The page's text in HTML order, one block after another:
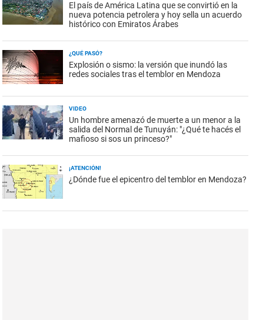
El país de América Latina que se convirtió en la
nueva potencia petrolera y hoy sella un acuerdo
histórico con Emiratos Árabes
¿QUÉ PASÓ?
Explosión o sismo: la versión que inundó las
redes sociales tras el temblor en Mendoza
VIDEO
Un hombre amenazó de muerte a un menor a la
salida del Normal de Tunuyán: "¿Qué te hacés el
mafioso si sos un princeso?"
¡ATENCIÓN!
¿Dónde fue el epicentro del temblor en Mendoza?